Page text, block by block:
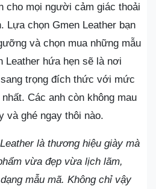
cho mọi người cảm giác thoải
Lựa chọn Gmen Leather bạn
và chọn mua những mẫu
Leather hứa hẹn sẽ là nơi
trọng đích thức với mức
Các anh còn không mau
và ghé ngay thôi nào.
là thương hiệu giày mà
vừa đẹp vừa lịch lãm,
mẫu mã. Không chỉ vậy